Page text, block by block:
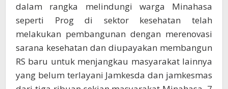
dalam rangka melindungi warga Minahasa
seperti Prog di sektor kesehatan telah
melakukan pembangunan dengan merenovasi
sarana kesehatan dan diupayakan membangun
RS baru untuk menjangkau masyarakat lainnya
yang belum terlayani Jamkesda dan jamkesmas